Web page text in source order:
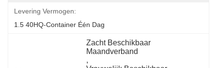
Levering Vermogen:
1.5 40HQ-Container Één Dag
Zacht Beschikbaar
Maandverband
,